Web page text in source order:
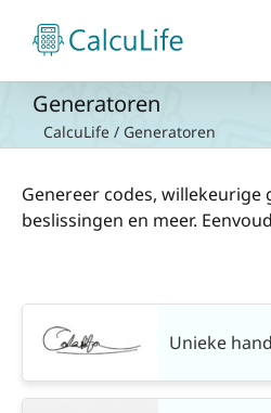
naar
inhoud
Generatoren
CalcuLife / Generatoren
Genereer codes, willekeurige
beslissingen en meer.
Unieke